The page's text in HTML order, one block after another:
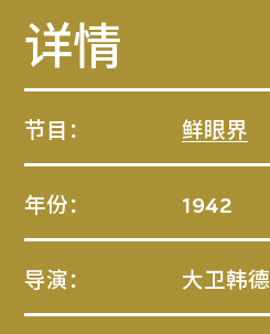
详情
节目： 鲜眼界
年份： 1942
导演： 大卫韩德